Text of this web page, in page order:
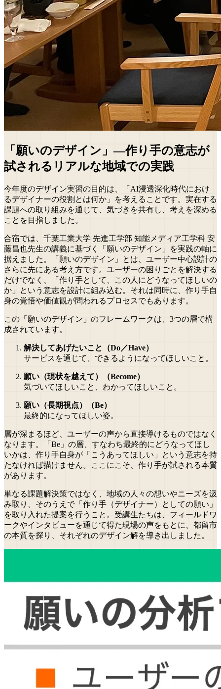
「願いのデザイン」―作り手の意志が
試されるリアルな地域での実践
今年度のデザイン実習の目的は、「AI浸透深化時代におけ
るデザイナーの役割とは何か」を考えることです。実在する
課題への取り組みを通じて、気づきを共有し、考えを深める
ことを目指しました。
合宿では、千葉工業大学 先進工学部 知能メディア工学科 安
藤昌也先生の講義に基づく「願いのデザイン」を実践の軸に
据えました。「願いのデザイン」とは、ユーザー中心設計の
さらに先にある考え方です。ユーザーの困りごとを解決する
だけでなく、「作り手として、この人にどうなってほしいの
か」という意志を設計に組み込む。それは同時に、作り手自
身の覚悟や価値観が問われるプロセスでもあります。
この「願いのデザイン」のフレームワークは、3つの層で構
成されています。
解決してあげたいこと（Do／Have）
サービスを通じて、できるようになってほしいこと。
願い（現状を越えて）（Become）
気づいてほしいこと、わかってほしいこと。
願い（長期視点）（Be）
最終的になってほしい姿。
層が深まるほど、ユーザーの声から直接導けるものではなく
なります。「Be」の層、すなわち最終的にどうなってほし
いかは、作り手自身が「こうあってほしい」という意志を持
たなければ描けません。ここにこそ、作り手が試される本質
があります。
単なる課題解決策ではなく、地域の人々の想いやニーズを汲
み取り、そのうえで「作り手（デザイナー）としての願い」
を取り入れた提案を行うこと。受講生たちは、フィールドワ
ークやインタビューを通じて得た現場の声をもとに、都留市
の本質を探り、それぞれのデザイン解を導き出しました。